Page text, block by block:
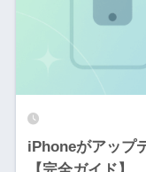
iPhoneがアップ